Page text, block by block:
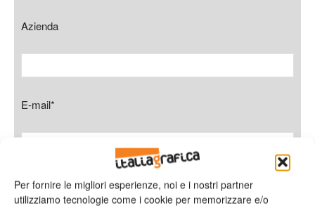
Per fornire le migliori esperienze, noi e i nostri partner
utilizziamo tecnologie come i cookie per memorizzare e/o
Azienda
E-mail*
Telefono